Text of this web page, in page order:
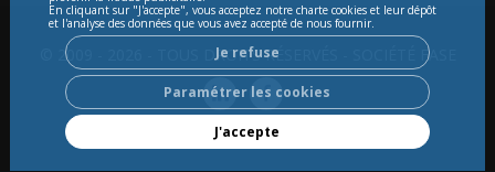
En cliquant sur "J'accepte", vous acceptez notre charte cookies et leur dépôt
et l'analyse des données que vous avez accepté de nous fournir.
Je refuse
Paramétrer les cookies
J'accepte
© 2009 - 2026 - TOUS DROITS RÉSERVÉS - SOCIÉTÉ FASE